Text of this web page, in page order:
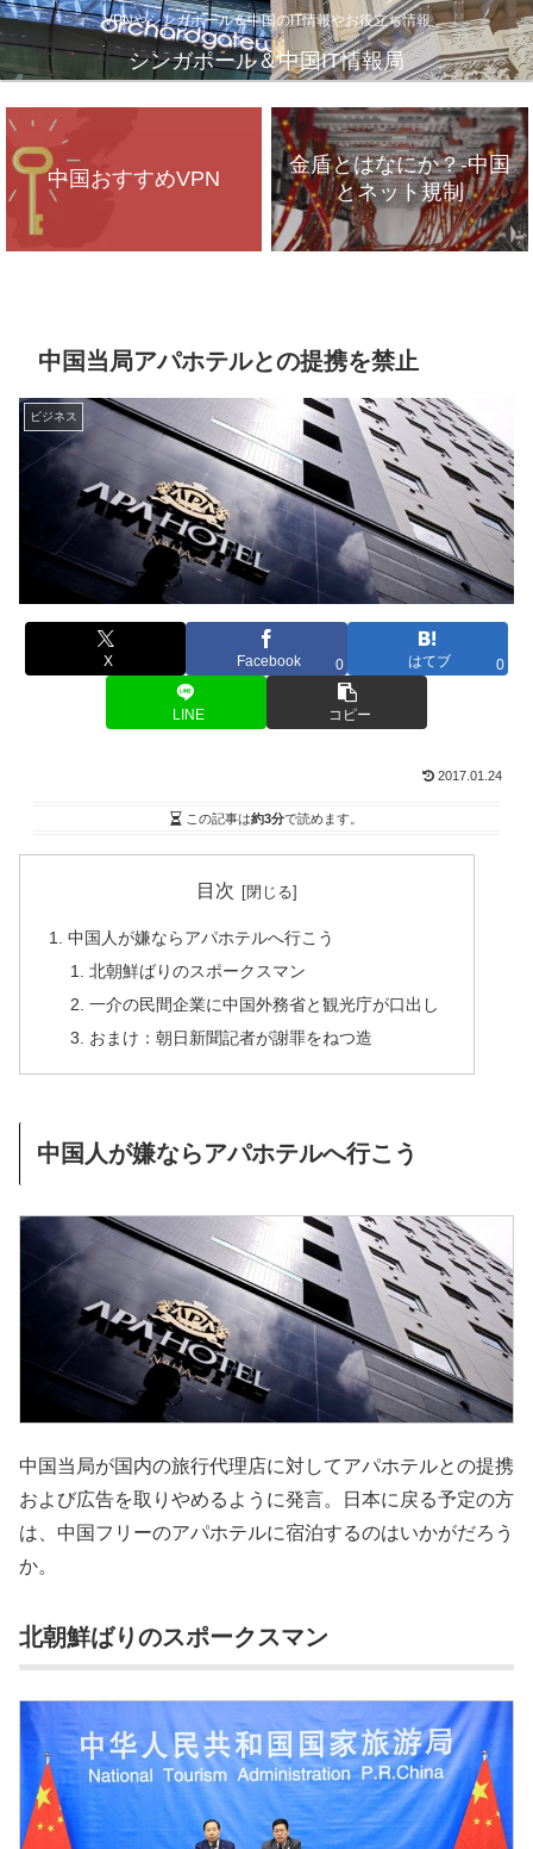
VPNやシンガポール＆中国のIT情報やお役立ち情報
シンガポール＆中国IT情報局
中国おすすめVPN
金盾とはなにか？-中国
とネット規制
中国当局アパホテルとの提携を禁止
ビジネス
X Facebook 0 はてブ 0
LINE コピー
2017.01.24
この記事は約3分で読めます。
目次
中国人が嫌ならアパホテルへ行こう
北朝鮮ばりのスポークスマン
一介の民間企業に中国外務省と観光庁が口出し
おまけ：朝日新聞記者が謝罪をねつ造
中国人が嫌ならアパホテルへ行こう
中国当局が国内の旅行代理店に対してアパホテルとの提携
および広告を取りやめるように発言。日本に戻る予定の方
は、中国フリーのアパホテルに宿泊するのはいかがだろう
か。
北朝鮮ばりのスポークスマン